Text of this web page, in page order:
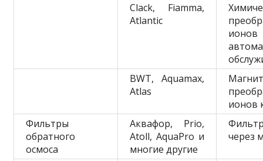
Clack, Fiamma,
Atlantic
ионов
BWT, Aquamax,
Atlas
ионов
Фильтры
обратного
осмоса
Аквафор, Prio,
Atoll, AquaPro и
многие другие
через